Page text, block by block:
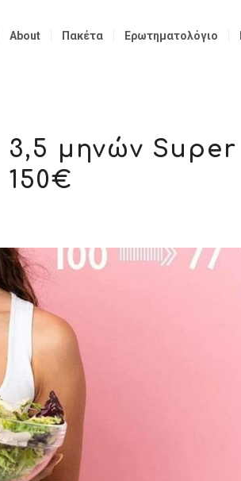
About Πακέτα Ερωτηματολόγιο
μηνών Super